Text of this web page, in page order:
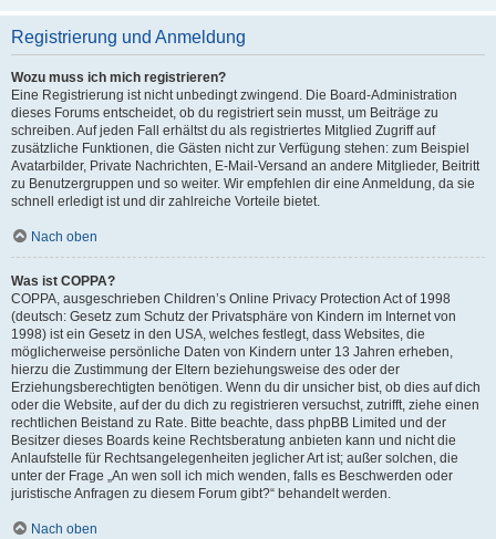
Registrierung und Anmeldung
Wozu muss ich mich registrieren?
Eine Registrierung ist nicht unbedingt zwingend. Die Board-Administration
dieses Forums entscheidet, ob du registriert sein musst, um Beiträge zu
schreiben. Auf jeden Fall erhältst du als registriertes Mitglied Zugriff auf
zusätzliche Funktionen, die Gästen nicht zur Verfügung stehen: zum Beispiel
Avatarbilder, Private Nachrichten, E-Mail-Versand an andere Mitglieder, Beitritt
zu Benutzergruppen und so weiter. Wir empfehlen dir eine Anmeldung, da sie
schnell erledigt ist und dir zahlreiche Vorteile bietet.
Nach oben
Was ist COPPA?
COPPA, ausgeschrieben Children’s Online Privacy Protection Act of 1998
(deutsch: Gesetz zum Schutz der Privatsphäre von Kindern im Internet von
1998) ist ein Gesetz in den USA, welches festlegt, dass Websites, die
möglicherweise persönliche Daten von Kindern unter 13 Jahren erheben,
hierzu die Zustimmung der Eltern beziehungsweise des oder der
Erziehungsberechtigten benötigen. Wenn du dir unsicher bist, ob dies auf dich
oder die Website, auf der du dich zu registrieren versuchst, zutrifft, ziehe einen
rechtlichen Beistand zu Rate. Bitte beachte, dass phpBB Limited und der
Besitzer dieses Boards keine Rechtsberatung anbieten kann und nicht die
Anlaufstelle für Rechtsangelegenheiten jeglicher Art ist; außer solchen, die
unter der Frage „An wen soll ich mich wenden, falls es Beschwerden oder
juristische Anfragen zu diesem Forum gibt?“ behandelt werden.
Nach oben